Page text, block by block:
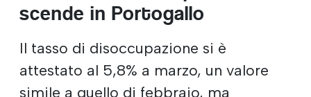
scende in Portogallo
Il tasso di disoccupazione si è
attestato al 5,8% a marzo, un valore
simile a quello di febbraio, ma